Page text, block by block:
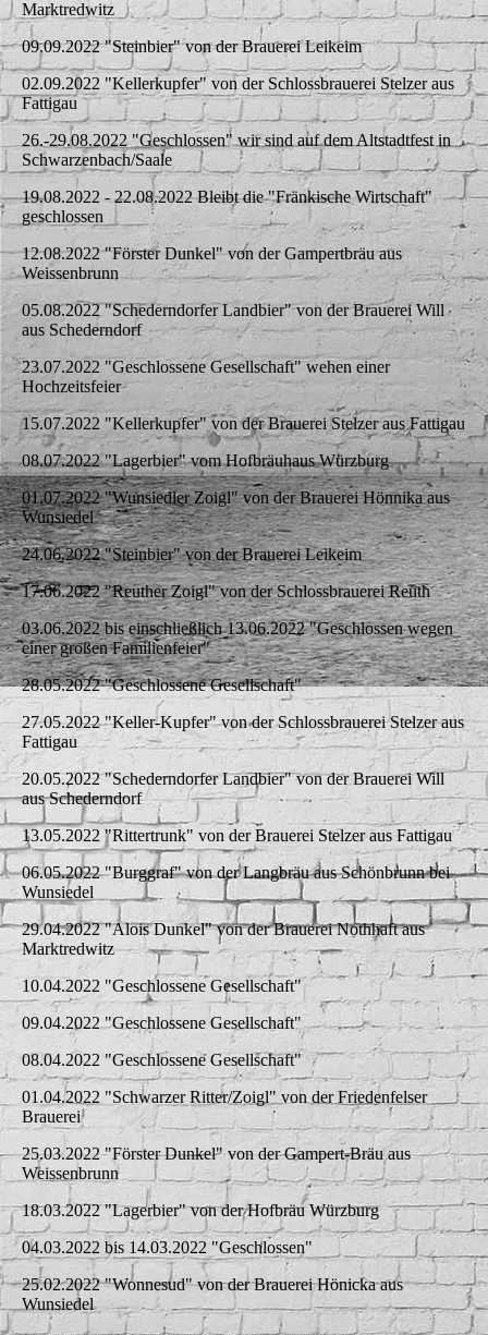
Marktredwitz
09.09.2022 "Steinbier" von der Brauerei Leikeim
02.09.2022 "Kellerkupfer" von der Schlossbrauerei Stelzer aus
Fattigau
26.-29.08.2022 "Geschlossen" wir sind auf dem Altstadtfest in
Schwarzenbach/Saale
19.08.2022 - 22.08.2022 Bleibt die "Fränkische Wirtschaft"
geschlossen
12.08.2022 "Förster Dunkel" von der Gampertbräu aus
Weissenbrunn
05.08.2022 "Schederndorfer Landbier" von der Brauerei Will
aus Schederndorf
23.07.2022 "Geschlossene Gesellschaft" wehen einer
Hochzeitsfeier
15.07.2022 "Kellerkupfer" von der Brauerei Stelzer aus Fattigau
08.07.2022 "Lagerbier" vom Hofbräuhaus Würzburg
01.07.2022 "Wunsiedler Zoigl" von der Brauerei Hönnika aus
Wunsiedel
24.06.2022 "Steinbier" von der Brauerei Leikeim
17.06.2022 "Reuther Zoigl" von der Schlossbrauerei Reuth
03.06.2022 bis einschließlich 13.06.2022 "Geschlossen wegen
einer großen Familienfeier"
28.05.2022 "Geschlossene Gesellschaft"
27.05.2022 "Keller-Kupfer" von der Schlossbrauerei Stelzer aus
Fattigau
20.05.2022 "Schederndorfer Landbier" von der Brauerei Will
aus Schederndorf
13.05.2022 "Rittertrunk" von der Brauerei Stelzer aus Fattigau
06.05.2022 "Burggraf" von der Langbräu aus Schönbrunn bei
Wunsiedel
29.04.2022 "Alois Dunkel" von der Brauerei Nothhaft aus
Marktredwitz
10.04.2022 "Geschlossene Gesellschaft"
09.04.2022 "Geschlossene Gesellschaft"
08.04.2022 "Geschlossene Gesellschaft"
01.04.2022 "Schwarzer Ritter/Zoigl" von der Friedenfelser
Brauerei
25.03.2022 "Förster Dunkel" von der Gampert-Bräu aus
Weissenbrunn
18.03.2022 "Lagerbier" von der Hofbräu Würzburg
04.03.2022 bis 14.03.2022 "Geschlossen"
25.02.2022 "Wonnesud" von der Brauerei Hönicka aus
Wunsiedel